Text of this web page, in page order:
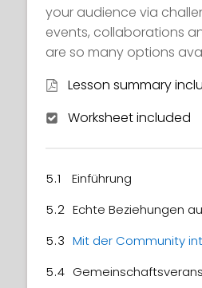
your audience via
events, collaborations
are so many options
Lesson summary
Worksheet included
5.1 Einführung
5.2 Echte Beziehungen
5.3 Mit der Community
5.4